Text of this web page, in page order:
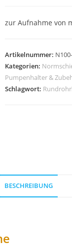
zur Aufnahme von
Artikelnummer:
Kategorien:
Pumpenhalter &
Schlagwort:
BESCHREIBUNG